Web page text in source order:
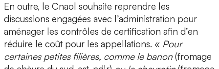
En outre, le Cnaol souhaite reprendre les
discussions engagées avec l’administration pour
aménager les contrôles de certification afin d’en
réduire le coût pour les appellations. « Pour
certaines petites filières, comme le banon (fromage